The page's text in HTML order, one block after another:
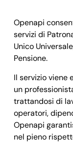
Openapi
servizi di
Unico
Pensione.
Il servizio viene
un
trattandosi di
operatori,
Openapi
nel pieno